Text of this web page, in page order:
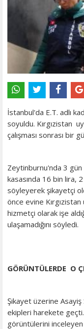
İstanbul'da E.T. adlı
soyuldu. Kırgızistan
çalışması sonrası bir
Zeytinburnu'nda 3 gün
kasasında 16 bin lira,
söyleyerek şikayetçi
önce evine Kırgızistan
hizmetçi olarak işe
ulaşamadığını söyledi.
GÖRÜNTÜLERDE O
Şikayet üzerine Asayiş
ekipleri harekete
görüntülerini